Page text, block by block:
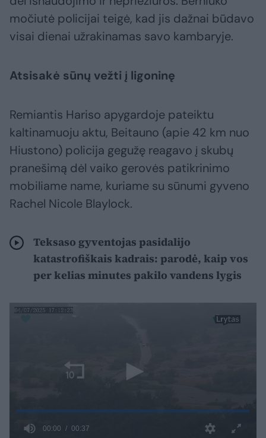
močiutė policijai teigė, kad jis dažnai būdavo
visai dienai užrakinamas savo kambaryje.
Atsisakė sūnų vežti į ligoninę
Remiantis Hariso apygardoje pateiktu
kaltinamuoju aktu, Beitauno (apie 42 km nuo
Hiustono) policija gegužę reagavo į skubų
pranešimą dėl vaiko gerovės patikrinimo
mobiliame name, kuriame su sūnumi gyveno
Rachel Nicole Blaylock.
Teksaso gyventojas pasidalijo
katastrofiškais kadrais: parodė, kaip vos
per kelias minutes pakilo vandens lygis